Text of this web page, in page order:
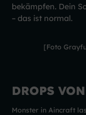
bekämpfen. Dein
– das ist normal.
[Foto
DROPS
Monster in Aincraft